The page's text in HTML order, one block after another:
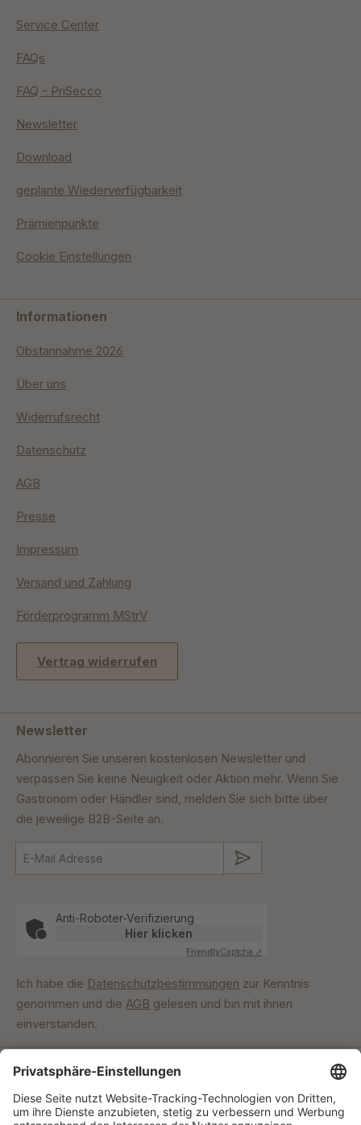
Service Center
FAQs
FAQ - PriSecco
Newsletter
Download
geplante Wiederverfügbarkeit
Prämienpunkte
Cookie Einstellungen
Informationen
Obstannahme 2026
Über uns
Widerrufsrecht
Datenschutz
AGB
Presse
Impressum
Versand und Zahlung
Förderprogramm MStrV
Vertrag widerrufen
Newsletter
Abonnieren Sie unseren kostenlosen Newsletter und
verpassen Sie keine Neuigkeit oder Aktion mehr. Wenn Sie
Gastronom oder Händler sind, melden Sie sich bitte über
die jeweilige B2B-Seite an.
Anti-Roboter-Verifizierung
Hier klicken
FriendlyCaptcha ⇗
Ich habe die Datenschutzbestimmungen zur Kenntnis
genommen und die AGB gelesen und bin mit ihnen
einverstanden.